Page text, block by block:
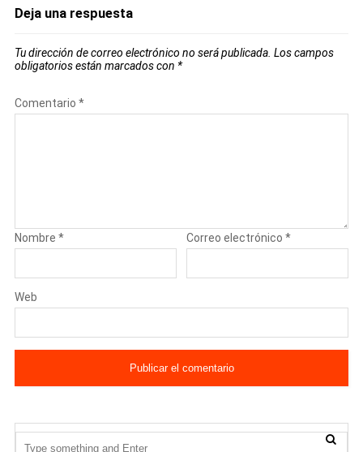
Deja una respuesta
Tu dirección de correo electrónico no será publicada. Los campos
obligatorios están marcados con *
Comentario *
Nombre * Correo electrónico*
Web